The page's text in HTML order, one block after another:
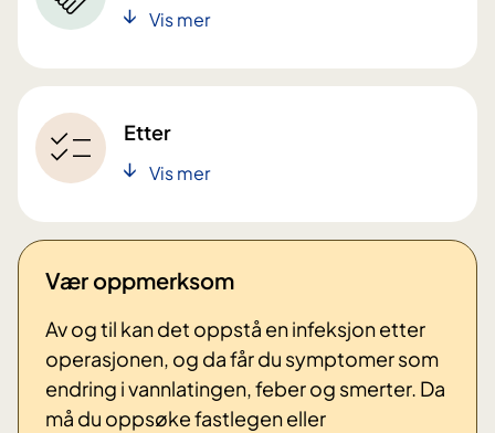
Vis mer
Etter
Vis mer
Vær oppmerksom
Av og til kan det oppstå en infeksjon etter
operasjonen, og da får du symptomer som
endring i vannlatingen, feber og smerter. Da
må du oppsøke fastlegen eller